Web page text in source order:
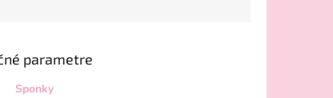
parametre
Sponky